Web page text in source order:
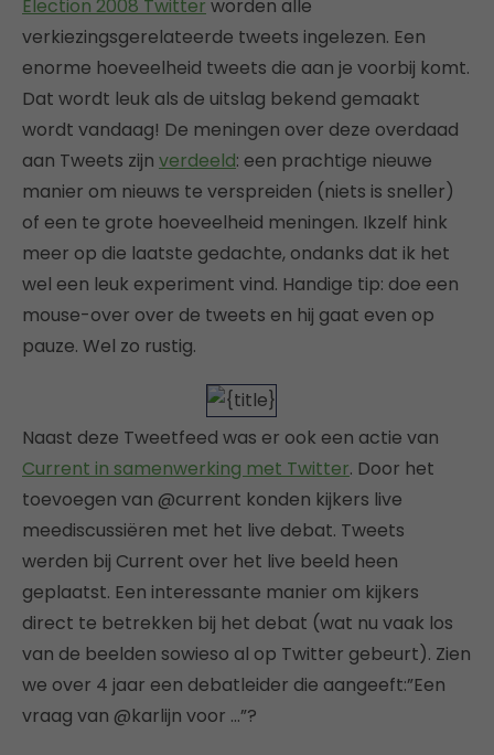
Election 2008 Twitter worden alle
verkiezingsgerelateerde tweets ingelezen. Een
enorme hoeveelheid tweets die aan je voorbij komt.
Dat wordt leuk als de uitslag bekend gemaakt
wordt vandaag! De meningen over deze overdaad
aan Tweets zijn verdeeld: een prachtige nieuwe
manier om nieuws te verspreiden (niets is sneller)
of een te grote hoeveelheid meningen. Ikzelf hink
meer op die laatste gedachte, ondanks dat ik het
wel een leuk experiment vind. Handige tip: doe een
mouse-over over de tweets en hij gaat even op
pauze. Wel zo rustig.
Naast deze Tweetfeed was er ook een actie van
Current in samenwerking met Twitter. Door het
toevoegen van @current konden kijkers live
meediscussiëren met het live debat. Tweets
werden bij Current over het live beeld heen
geplaatst. Een interessante manier om kijkers
direct te betrekken bij het debat (wat nu vaak los
van de beelden sowieso al op Twitter gebeurt). Zien
we over 4 jaar een debatleider die aangeeft:”Een
vraag van @karlijn voor …”?